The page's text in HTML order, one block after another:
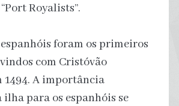
Royalists”.
foram os primeiros
com Cristóvão
1494. A importância
para os espanhóis se